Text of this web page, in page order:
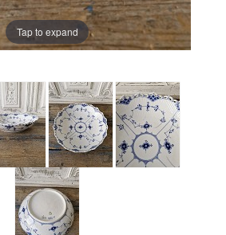
Tap to expand